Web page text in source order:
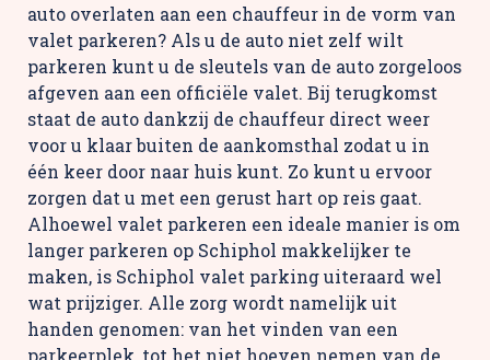
auto overlaten aan een chauffeur in de vorm van
valet parkeren? Als u de auto niet zelf wilt
parkeren kunt u de sleutels van de auto zorgeloos
afgeven aan een officiële valet. Bij terugkomst
staat de auto dankzij de chauffeur direct weer
voor u klaar buiten de aankomsthal zodat u in
één keer door naar huis kunt. Zo kunt u ervoor
zorgen dat u met een gerust hart op reis gaat.
Alhoewel valet parkeren een ideale manier is om
langer parkeren op Schiphol makkelijker te
maken, is Schiphol valet parking uiteraard wel
wat prijziger. Alle zorg wordt namelijk uit
handen genomen: van het vinden van een
parkeerplek, tot het niet hoeven nemen van de